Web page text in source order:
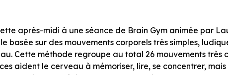
après-midi à une séance de Brain Gym animée par
basée sur des mouvements corporels très simples,
Cette méthode regroupe au total 26 mouvements très
aident le cerveau à mémoriser, lire, se concentrer,